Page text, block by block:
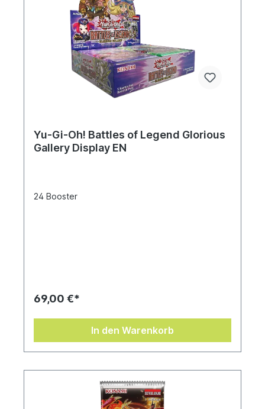
Yu-Gi-Oh! Battles of Legend Glorious
Gallery Display EN
24 Booster
69,00 €*
In den Warenkorb